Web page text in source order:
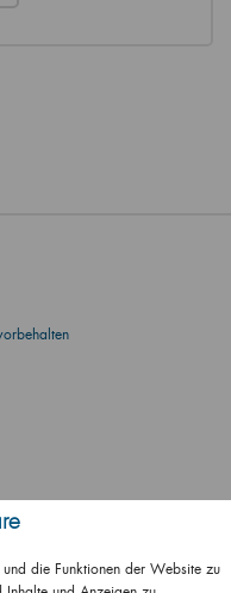
die Funktionen der Website zu